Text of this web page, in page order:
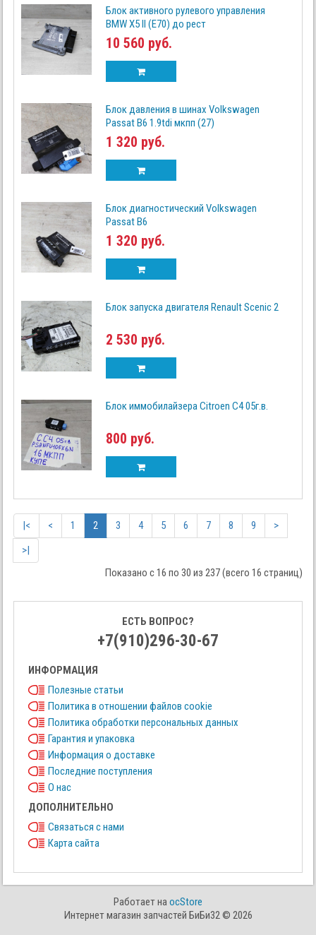
Блок активного рулевого управления
BMW X5 II (E70) до рест
10 560 руб.
Блок давления в шинах Volkswagen
Passat B6 1.9tdi мкпп (27)
1 320 руб.
Блок диагностический Volkswagen
Passat B6
1 320 руб.
Блок запуска двигателя Renault Scenic 2
2 530 руб.
Блок иммобилайзера Citroen C4 05г.в.
800 руб.
|< < 1 2 3 4 5 6 7 8 9
>
>|
Показано с 16 по 30 из 237 (всего 16 страниц)
ЕСТЬ ВОПРОС?
+7(910)296-30-67
ИНФОРМАЦИЯ
Полезные статьи
Политика в отношении файлов cookie
Политика обработки персональных данных
Гарантия и упаковка
Информация о доставке
Последние поступления
О нас
ДОПОЛНИТЕЛЬНО
Связаться с нами
Карта сайта
Работает наocStore
Интернет магазин запчастей БиБи32 © 2026